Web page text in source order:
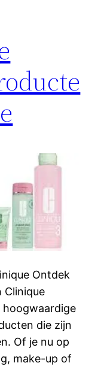
Ontdek
Clinique
hoogwaardige
die zijn
Of je nu op
make-up of